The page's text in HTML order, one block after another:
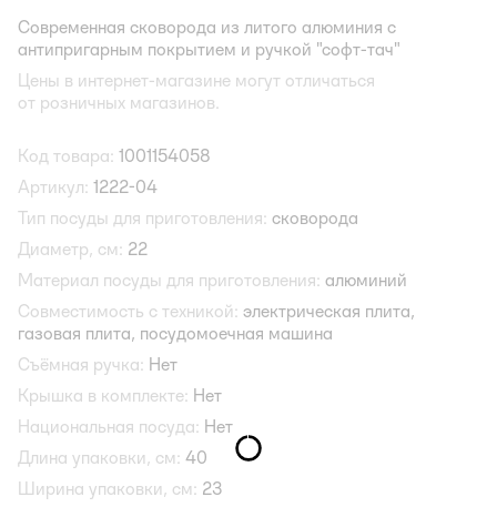
Современная сковорода из литого алюминия с
антипригарным покрытием и ручкой "софт-тач"
Цены в интернет-магазине могут отличаться
от розничных магазинов.
Код товара: 1001154058
Артикул: 1222-04
Тип посуды для приготовления: сковорода
Диаметр, см: 22
Материал посуды для приготовления: алюминий
Совместимость с техникой: электрическая плита,
газовая плита, посудомоечная машина
Съёмная ручка: Нет
Крышка в комплекте: Нет
Национальная посуда: Нет
Длина упаковки, см: 40
Ширина упаковки, см: 23